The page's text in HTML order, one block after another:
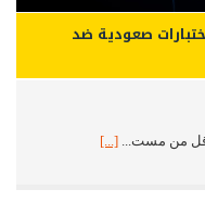
صعودية ضد
من مست... [...]